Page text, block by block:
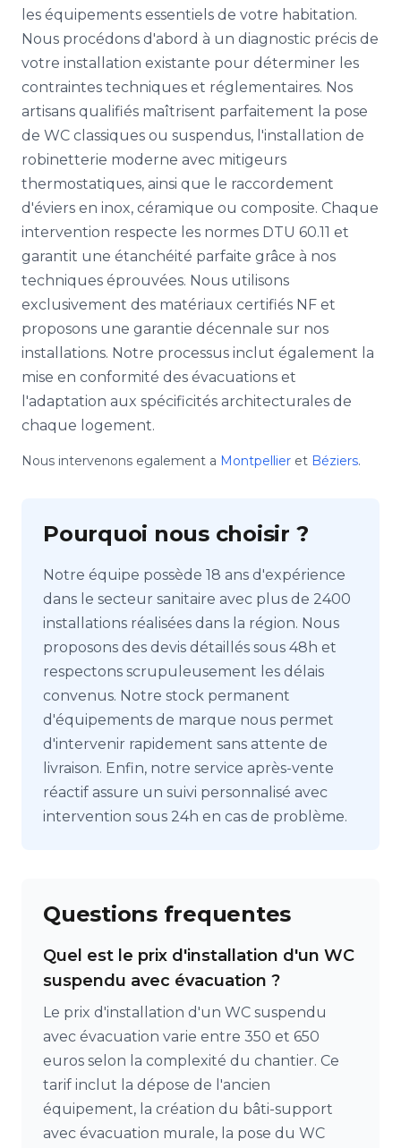
les équipements essentiels de votre habitation.
Nous procédons d'abord à un diagnostic précis de
votre installation existante pour déterminer les
contraintes techniques et réglementaires. Nos
artisans qualifiés maîtrisent parfaitement la pose
de WC classiques ou suspendus, l'installation de
robinetterie moderne avec mitigeurs
thermostatiques, ainsi que le raccordement
d'éviers en inox, céramique ou composite. Chaque
intervention respecte les normes DTU 60.11 et
garantit une étanchéité parfaite grâce à nos
techniques éprouvées. Nous utilisons
exclusivement des matériaux certifiés NF et
proposons une garantie décennale sur nos
installations. Notre processus inclut également la
mise en conformité des évacuations et
l'adaptation aux spécificités architecturales de
chaque logement.
Nous intervenons egalement a Montpellier et Béziers.
Pourquoi nous choisir ?
Notre équipe possède 18 ans d'expérience
dans le secteur sanitaire avec plus de 2400
installations réalisées dans la région. Nous
proposons des devis détaillés sous 48h et
respectons scrupuleusement les délais
convenus. Notre stock permanent
d'équipements de marque nous permet
d'intervenir rapidement sans attente de
livraison. Enfin, notre service après-vente
réactif assure un suivi personnalisé avec
intervention sous 24h en cas de problème.
Questions frequentes
Quel est le prix d'installation d'un WC
suspendu avec évacuation ?
Le prix d'installation d'un WC suspendu
avec évacuation varie entre 350 et 650
euros selon la complexité du chantier. Ce
tarif inclut la dépose de l'ancien
équipement, la création du bâti-support
avec évacuation murale, la pose du WC